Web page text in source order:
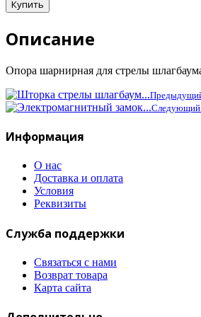
Описание
Опора шарнирная для стрелы
Следующий
Информация
О нас
Доставка и оплата
Условия
Реквизиты
Служба поддержки
Связаться с нами
Возврат товара
Карта сайта